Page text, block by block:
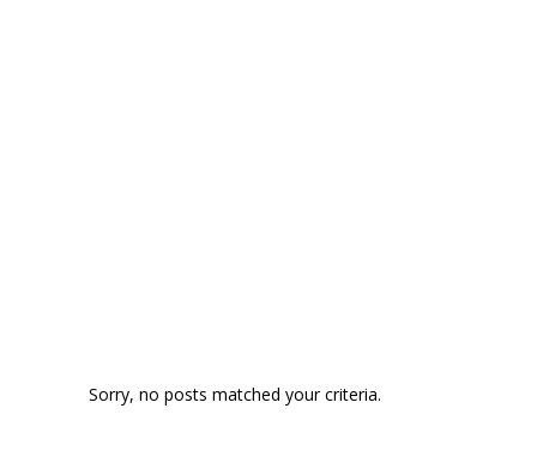
Sorry, no posts matched your criteria.